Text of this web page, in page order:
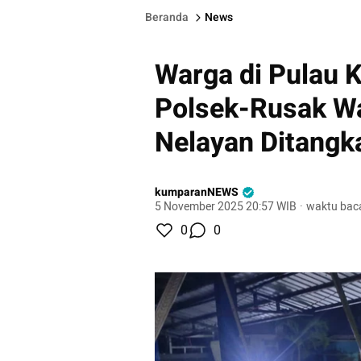
Beranda News
Warga di Pulau
Polsek-Rusak
Nelayan
kumparanNEWS
5 November 2025 20:57 WIB · waktu
0 0